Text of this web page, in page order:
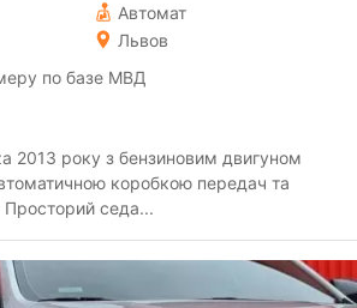
Автомат
Львов
по базе МВД
коробкою передач та
седа...